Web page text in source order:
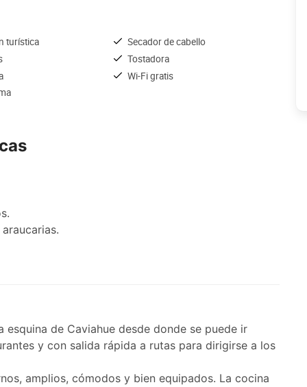
turística
Secador de cabello
Tostadora
Wi-Fi gratis
esquina de Caviahue desde donde se puede ir
y con salida rápida a rutas para dirigirse a los
amplios, cómodos y bien equipados. La cocina